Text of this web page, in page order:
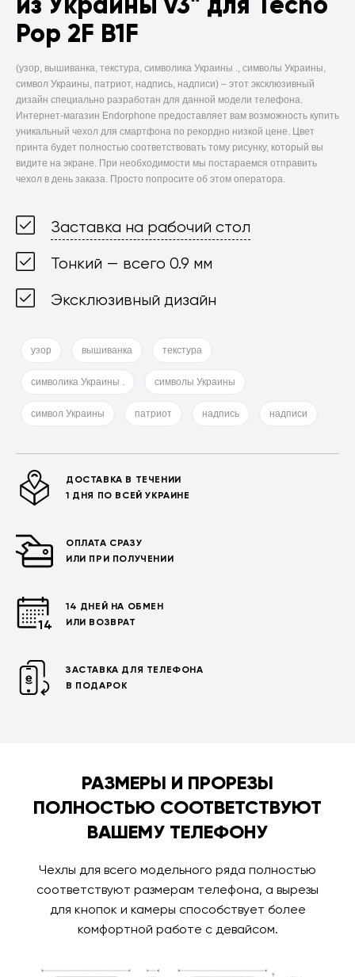
Pop 2F B1F
(узор, вышиванка, текстура, символика Украины ., символы Украины,
символ Украины, патриот, надпись, надписи) – этот эксклюзивный
дизайн специально разработан для данной модели телефона.
Интернет-магазин Endorphone предоставляет вам возможность купить
уникальный чехол для смартфона по рекордно низкой цене. Цвет
принта будет полностью соответствовать тому рисунку, который вы
видите на экране. При необходимости мы постараемся отправить
чехол в день заказа. Просто попросите об этом оператора.
Заставка на рабочий стол
Тонкий — всего 0.9 мм
Эксклюзивный дизайн
узор вышиванка текстура
символика Украины . символы Украины
символ Украины патриот надпись надписи
ДОСТАВКА В ТЕЧЕНИИ
1 ДНЯ ПО ВСЕЙ УКРАИНЕ
ОПЛАТА СРАЗУ
ИЛИ ПРИ ПОЛУЧЕНИИ
14 ДНЕЙ НА ОБМЕН
ИЛИ ВОЗВРАТ
ЗАСТАВКА ДЛЯ ТЕЛЕФОНА
В ПОДАРОК
РАЗМЕРЫ И ПРОРЕЗЫ
ПОЛНОСТЬЮ СООТВЕТСТВУЮТ
ВАШЕМУ ТЕЛЕФОНУ
Чехлы для всего модельного ряда полностью
соответствуют размерам телефона, а вырезы
для кнопок и камеры способствует более
комфортной работе с девайсом.